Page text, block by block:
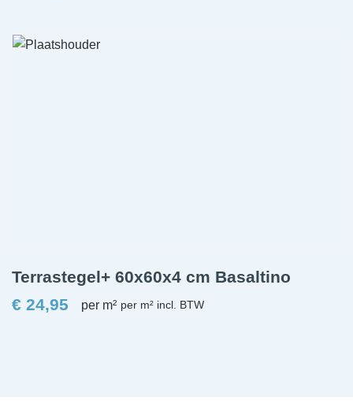
Terrastegel+ 60x60x4 cm Basaltino
€ 24,95 per m²